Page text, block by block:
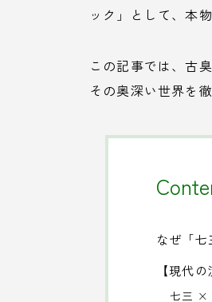
ック」として、本
この記事では、古
その奥深い世界を
なぜ「
【現代
七三 ×